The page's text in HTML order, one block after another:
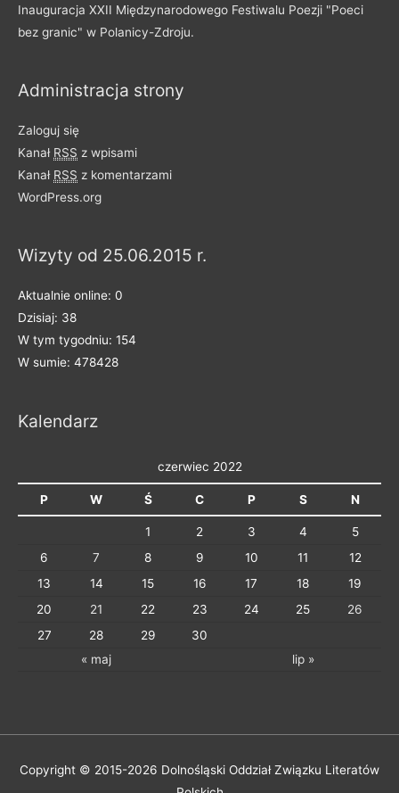
e
k
e
g
i
Inauguracja XXII Międzynarodowego Festiwalu Poezji "Poeci
bez granic" w Polanicy-Zdroju.
Administracja strony
Zaloguj się
Kanał RSS z wpisami
Kanał RSS z komentarzami
WordPress.org
Wizyty od 25.06.2015 r.
Aktualnie online: 0
Dzisiaj: 38
W tym tygodniu: 154
W sumie: 478428
Kalendarz
czerwiec 2022
P W Ś C P S N
« maj lip »
1 2 3 4
5
6
7 8 9 10 11
12
13
14 15 16 17 18
19
20
21 22 23 24 25
26
27
28 29 30
Copyright © 2015-2026 Dolnośląski Oddział Związku Literatów